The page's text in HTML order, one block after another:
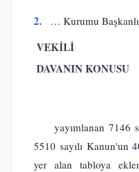
2. … Kurumu
VEKİLİ
DAVANIN KONUSU
yayımlanan 7146
5510 sayılı Kanun'un
yer alan tabloya